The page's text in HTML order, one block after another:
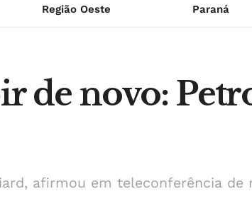
Região Oeste Paraná
de novo:
afirmou em teleconferência